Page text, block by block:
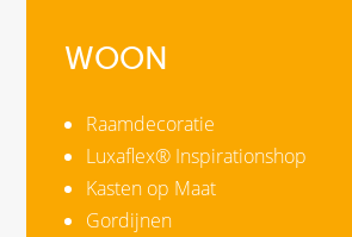
WOON
Raamdecoratie
Luxaflex® Inspirationshop
Kasten op Maat
Gordijnen